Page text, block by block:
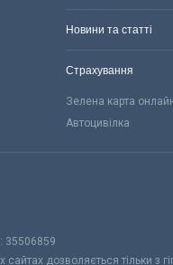
Новини та статті
Страхування
Зелена карта
Автоцивілка
сайтах дозволяється тільки